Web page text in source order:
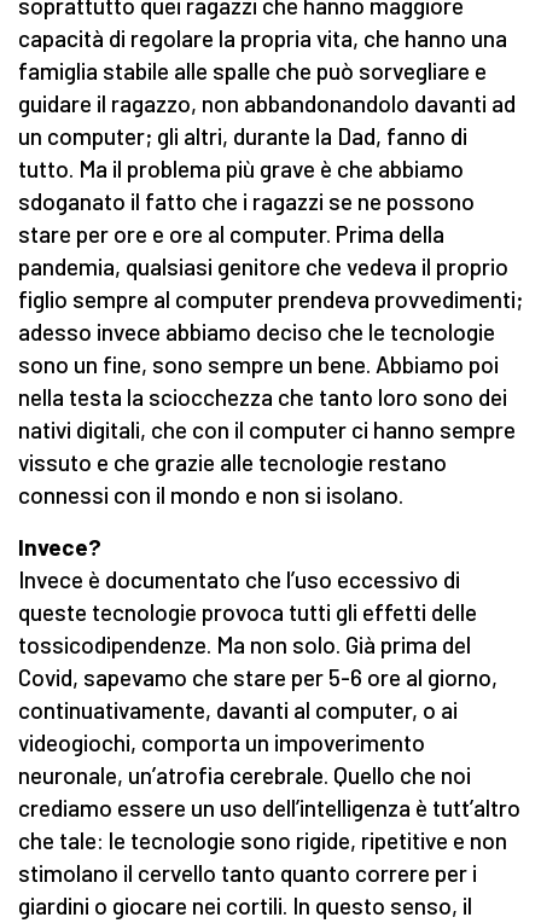
soprattutto quei ragazzi che hanno maggiore
capacità di regolare la propria vita, che hanno una
famiglia stabile alle spalle che può sorvegliare e
guidare il ragazzo, non abbandonandolo davanti ad
un computer; gli altri, durante la Dad, fanno di
tutto. Ma il problema più grave è che abbiamo
sdoganato il fatto che i ragazzi se ne possono
stare per ore e ore al computer. Prima della
pandemia, qualsiasi genitore che vedeva il proprio
figlio sempre al computer prendeva provvedimenti;
adesso invece abbiamo deciso che le tecnologie
sono un fine, sono sempre un bene. Abbiamo poi
nella testa la sciocchezza che tanto loro sono dei
nativi digitali, che con il computer ci hanno sempre
vissuto e che grazie alle tecnologie restano
connessi con il mondo e non si isolano.
Invece?
Invece è documentato che l’uso eccessivo di
queste tecnologie provoca tutti gli effetti delle
tossicodipendenze. Ma non solo. Già prima del
Covid, sapevamo che stare per 5-6 ore al giorno,
continuativamente, davanti al computer, o ai
videogiochi, comporta un impoverimento
neuronale, un’atrofia cerebrale. Quello che noi
crediamo essere un uso dell’intelligenza è tutt’altro
che tale: le tecnologie sono rigide, ripetitive e non
stimolano il cervello tanto quanto correre per i
giardini o giocare nei cortili. In questo senso, il